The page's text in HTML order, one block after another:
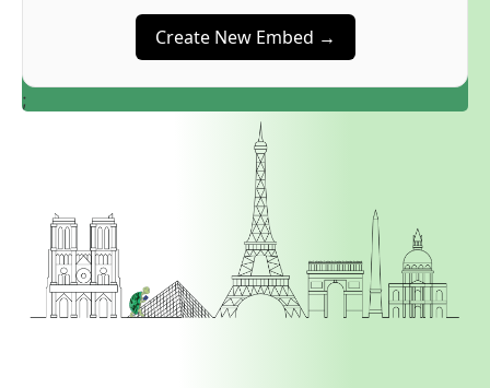
Create New Embed →
;